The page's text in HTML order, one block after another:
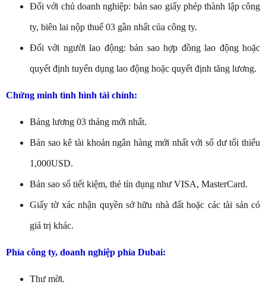
Đối với chủ doanh nghiệp: bản sao giấy phép thành lập công
ty, biên lai nộp thuế 03 gần nhất của công ty.
Đối với người lao động: bản sao hợp đồng lao động hoặc
quyết định tuyển dụng lao động hoặc quyết định tăng lương.
Chứng minh tình hình tài chính:
Bảng lương 03 tháng mới nhất.
Bản sao kê tài khoản ngân hàng mới nhất với số dư tối thiểu
1,000USD.
Bản sao sổ tiết kiệm, thẻ tín dụng như VISA, MasterCard.
Giấy tờ xác nhận quyền sở hữu nhà đất hoặc các tài sản có
giá trị khác.
Phía công ty, doanh nghiệp phía Dubai:
Thư mời.